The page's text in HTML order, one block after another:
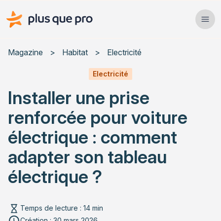
Plus que pro Mag'
Services
Actualités
Rechercher un article
Magazine > Habitat > Electricité
Electricité
Installer une prise
renforcée pour voiture
électrique : comment
adapter son tableau
électrique ?
Temps de lecture : 14 min